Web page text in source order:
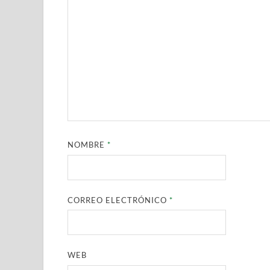
NOMBRE*
CORREO ELECTRÓNICO*
WEB